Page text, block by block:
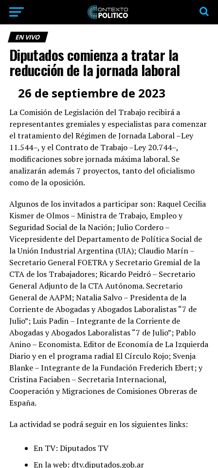
EN VIVO
Diputados comienza a tratar la
reducción de la jornada laboral
26 de septiembre de 2023
La Comisión de Legislación del Trabajo recibirá a
representantes gremiales y especialistas para comenzar
el tratamiento del Régimen de Jornada Laboral –Ley
11.544–, y el Contrato de Trabajo –Ley 20.744–,
modificaciones sobre jornada máxima laboral. Se
analizarán además 7 proyectos, tanto del oficialismo
como de la oposición.
Algunos de los invitados a participar son: Raquel Cecilia
Kismer de Olmos – Ministra de Trabajo, Empleo y
Seguridad Social de la Nación; Julio Cordero –
Vicepresidente del Departamento de Política Social de
la Unión Industrial Argentina (UIA); Claudio Marín –
Secretario General FOETRA y Secretario Gremial de la
CTA de los Trabajadores; Ricardo Peidró – Secretario
General Adjunto de la CTA Autónoma. Secretario
General de AAPM; Natalia Salvo – Presidenta de la
Corriente de Abogadas y Abogados Laboralistas “7 de
Julio”; Luis Padin – Integrante de la Corriente de
Abogadas y Abogados Laboralistas “7 de Julio”; Pablo
Anino – Economista. Editor de Economía de La Izquierda
Diario y en el programa radial El Círculo Rojo; Svenja
Blanke – Integrante de la Fundación Frederich Ebert; y
Cristina Faciaben – Secretaria Internacional,
Cooperación y Migraciones de Comisiones Obreras de
España.
La actividad se podrá seguir en los siguientes links:
En TV: Diputados TV
En la web: dtv.diputados.gob.ar